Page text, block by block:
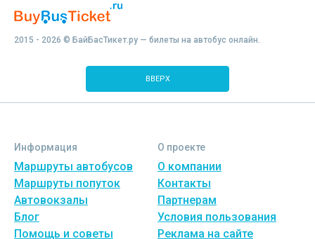
2015 - 2026 © БайБасТикет.ру — билеты на автобус онлайн.
ВВЕРХ
Информация
Маршруты автобусов
Маршруты попуток
Автовокзалы
Блог
Помощь и советы
О проекте
О компании
Контакты
Партнерам
Условия пользования
Реклама на сайте